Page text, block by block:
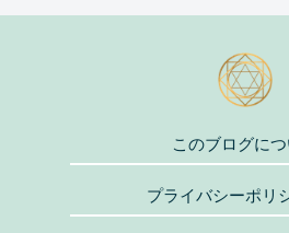
このブログに
プライバシーポリ